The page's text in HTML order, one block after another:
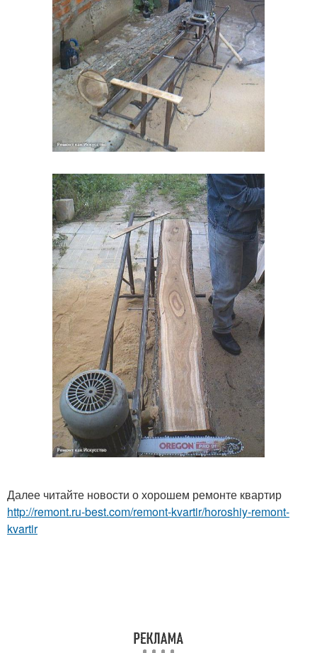
Далее читайте новости о хорошем ремонте квартир
http://remont.ru-best.com/remont-kvartir/horoshiy-remont-
kvartir